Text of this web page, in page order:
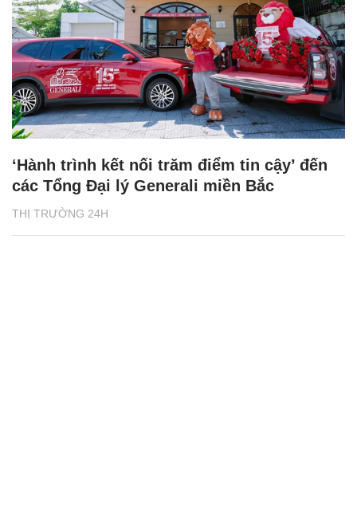
THỊ TRƯỜNG 24H
‘Hành trình kết nối trăm điểm tin cậy’ đến
các Tổng Đại lý Generali miền Bắc